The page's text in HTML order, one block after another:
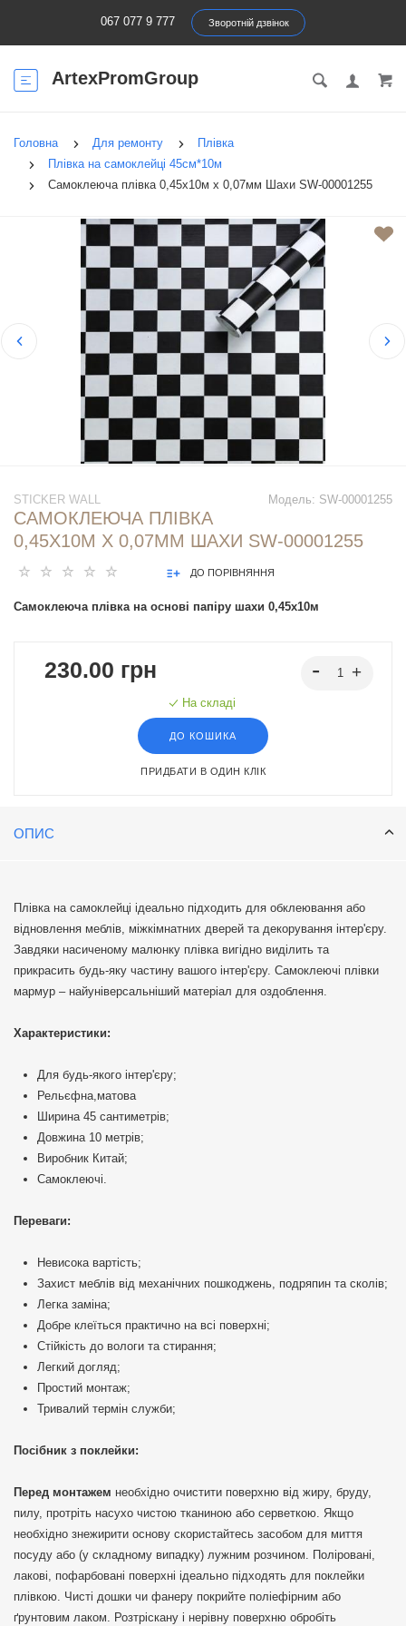
067 077 9 777 Зворотній дзвінок
ArtexPromGroup
Головна Для ремонту
Плівка
Плівка на самоклейці 45см*10м
Самоклеюча плівка 0,45х10м х 0,07мм Шахи SW-00001255
Модель: SW-00001255
STICKER WALL
САМОКЛЕЮЧА ПЛІВКА
0,45Х10М Х 0,07ММ ШАХИ SW-00001255
ДО ПОРІВНЯННЯ
Самоклеюча плівка на основі папіру шахи 0,45х10м
230.00 грн
На складі
ДО КОШИКА
ПРИДБАТИ В ОДИН КЛІК
ОПИС
Плівка на самоклейці ідеально підходить для обклеювання або
відновлення меблів, міжкімнатних дверей та декорування інтер'єру.
Завдяки насиченому малюнку плівка вигідно виділить та
прикрасить будь-яку частину вашого інтер'єру. Самоклеючі плівки
мармур – найуніверсальніший матеріал для оздоблення.
Характеристики:
Для будь-якого інтер'єру;
Рельєфна,матова
Ширина 45 сантиметрів;
Довжина 10 метрів;
Виробник Китай;
Самоклеючі.
Переваги:
Невисока вартість;
Захист меблів від механічних пошкоджень, подряпин та сколів;
Легка заміна;
Добре клеїться практично на всі поверхні;
Стійкість до вологи та стирання;
Легкий догляд;
Простий монтаж;
Тривалий термін служби;
Посібник з поклейки:
Перед монтажем необхідно очистити поверхню від жиру, бруду,
пилу, протріть насухо чистою тканиною або серветкою. Якщо
необхідно знежирити основу скористайтесь засобом для миття
посуду або (у складному випадку) лужним розчином. Поліровані,
лакові, пофарбовані поверхні ідеально підходять для поклейки
плівкою. Чисті дошки чи фанеру покрийте поліефірним або
ґрунтовим лаком. Розтріскану і нерівну поверхню обробіть